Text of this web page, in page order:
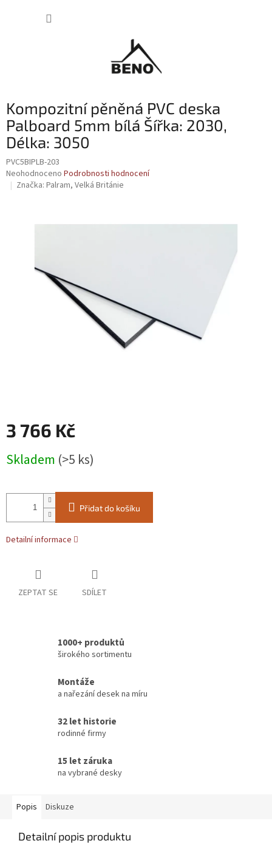
Kompozitní pěněná PVC deska
Palboard 5mm bílá Šířka: 2030,
Délka: 3050
PVC5BIPLB-203
Průměrné
hodnocení
Neohodnoceno Podrobnosti hodnocení
Značka: Palram, Velká Británie
3 766 Kč
cena:
Skladem (>5 ks)
Přidat do košíku
Detailní informace
ZEPTAT SE SDÍLET
1000+ produktů
širokého sortimentu
Montáže
a nařezání desek na míru
32 let historie
rodinné firmy
15 let záruka
na vybrané desky
Popis Diskuze
Detailní popis produktu